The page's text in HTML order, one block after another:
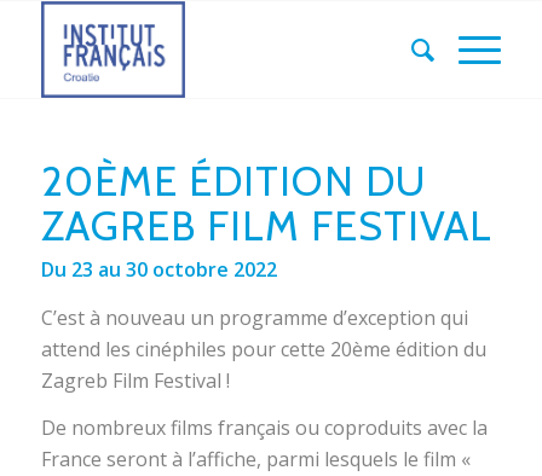
20ÈME ÉDITION DU
ZAGREB FILM FESTIVAL
Du 23 au 30 octobre 2022
C’est à nouveau un programme d’exception qui
attend les cinéphiles pour cette 20ème édition du
Zagreb Film Festival !
De nombreux films français ou coproduits avec la
France seront à l’affiche, parmi lesquels le film «